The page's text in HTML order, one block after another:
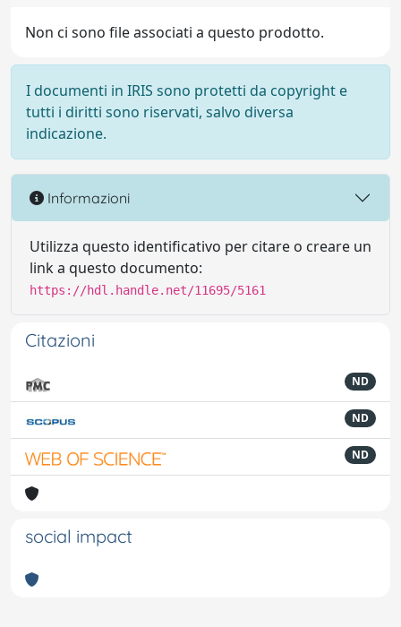
Non ci sono file associati a questo prodotto.
I documenti in IRIS sono protetti da copyright e
tutti i diritti sono riservati, salvo diversa
indicazione.
Informazioni
Utilizza questo identificativo per citare o creare un
link a questo documento:
https://hdl.handle.net/11695/5161
Citazioni
ND
ND
ND
social impact